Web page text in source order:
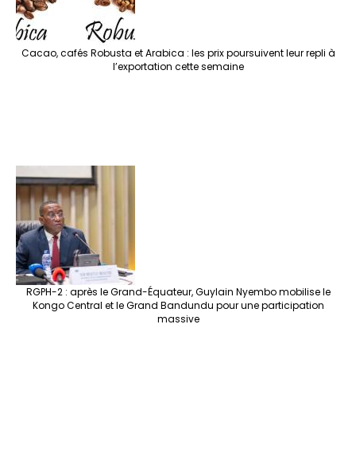
Cacao, cafés Robusta et Arabica : les prix poursuivent leur repli à
l’exportation cette semaine
RGPH-2 : après le Grand-Équateur, Guylain Nyembo mobilise le
Kongo Central et le Grand Bandundu pour une participation
massive